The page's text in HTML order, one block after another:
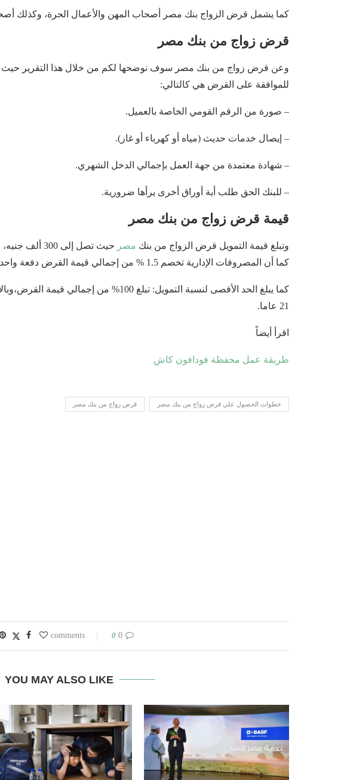
كما يشمل قرض الزواج بنك مصر أصحاب المهن والأعمال الحرة، وكذلك
قرض زواج من بنك مصر
وعن قرض زواج من بنك مصر سوف نوضحها لكم من خلال هذا التقرير حيث
للموافقة على القرض هي كالتالي:
– صورة من الرقم القومي الخاصة بالعميل.
– إيصال خدمات حديث (مياه أو كهرباء أو غاز).
– شهادة معتمدة من جهة العمل بإجمالي الدخل الشهري.
– للبنك الحق طلب أية أوراق أخرى يرأها ضرورية.
قيمة قرض زواج من بنك مصر
وتبلغ قيمة التمويل قرض الزواج من بنك مصر
كما أن المصروفات الإدارية تخصم 1.5 % من إجمالي قيمة القرض دفعة واحدة.
كما يبلغ الحد الأقصى لنسبة التمويل: تبلغ 100%
21 عاما.
اقرأ أيضاً
طريقة عمل محفظة فودافون كاش
خطوات الحصول علي قرض زواج من بنك مصر قرض زواج من بنك مصر
0 comments
0
YOU MAY ALSO LIKE